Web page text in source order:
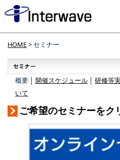
HOME> セミナー
概要 │ 開催スケジュール 研修等
いて
ご希望のセミナーをク